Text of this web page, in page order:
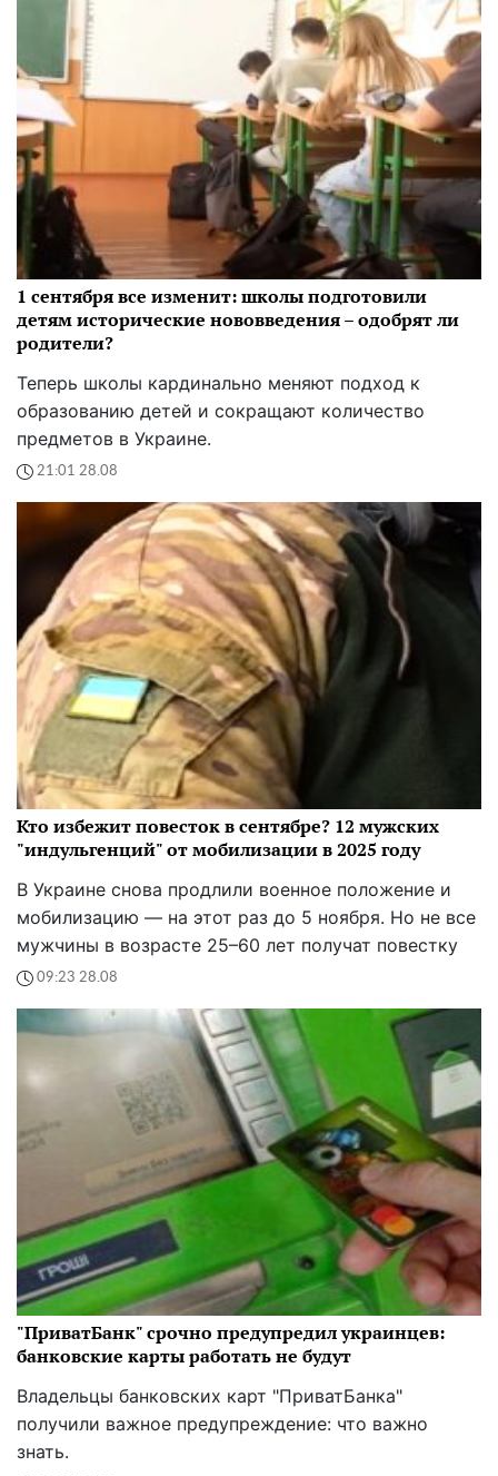
1 сентября все изменит: школы подготовили
детям исторические нововведения – одобрят ли
родители?
Теперь школы кардинально меняют подход к
образованию детей и сокращают количество
предметов в Украине.
21:01 28.08
Кто избежит повесток в сентябре? 12 мужских
"индульгенций" от мобилизации в 2025 году
В Украине снова продлили военное положение и
мобилизацию — на этот раз до 5 ноября. Но не все
мужчины в возрасте 25–60 лет получат повестку
09:23 28.08
"ПриватБанк" срочно предупредил украинцев:
банковские карты работать не будут
Владельцы банковских карт "ПриватБанка"
получили важное предупреждение: что важно
знать.